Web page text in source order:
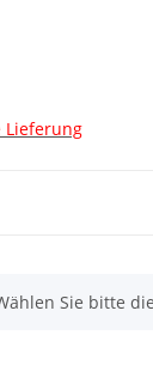
Lieferung
Sie bitte